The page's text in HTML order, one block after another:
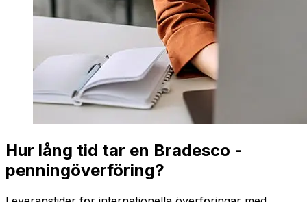
Hur lång tid tar en Bradesco -
penningöverföring?